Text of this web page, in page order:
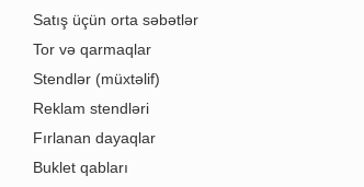
Satış üçün orta səbətlər
Tor və qarmaqlar
Stendlər (müxtəlif)
Reklam stendləri
Fırlanan dayaqlar
Buklet qabları